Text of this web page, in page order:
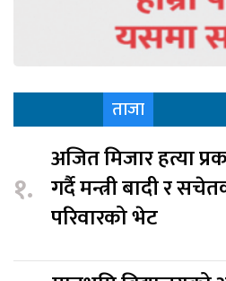
ताजा
१.
अजित मिजार हत्या
गर्दै मन्त्री बादी र
परिवारको भेट